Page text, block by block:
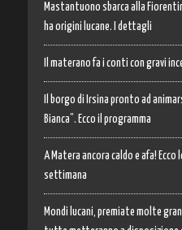
Mastantuono sbarca alla
ha origini lucane. I dettagli
Il materano fa i conti con gravi
Il borgo di Irsina pronto ad
Bianca”. Ecco il programma
A Matera ancora caldo e afa!
settimana
Mondi lucani, premiate molte